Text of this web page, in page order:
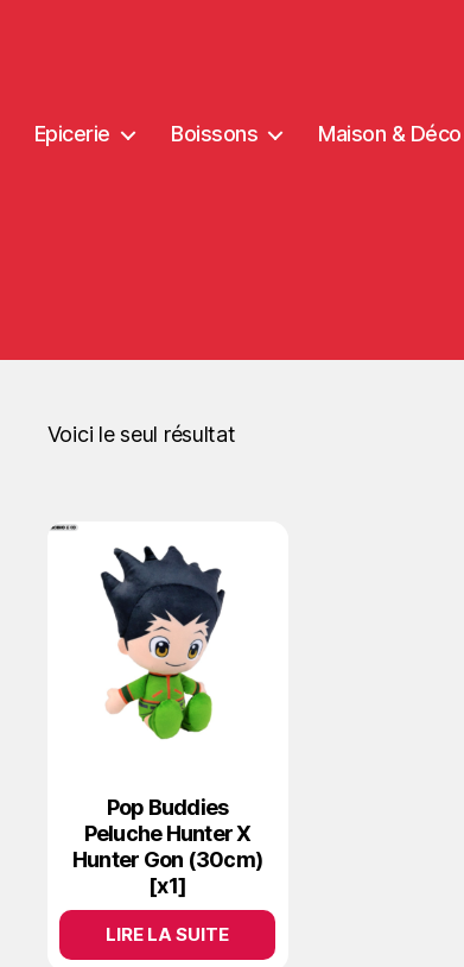
Epicerie Boissons Maison & Déco
Voici le seul résultat
Pop Buddies
Peluche Hunter X
Hunter Gon (30cm)
[x1]
LIRE LA SUITE